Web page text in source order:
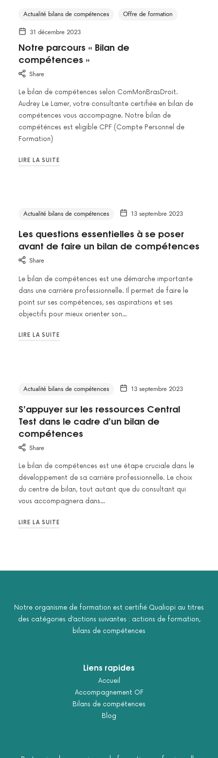
Actualité bilans de compétences Offre de formation
31 décembre 2023
Notre parcours « Bilan de
compétences »
Share
Le bilan de compétences selon ComMonBrasDroit.
Audrey Le Lamer, votre consultante certifiée en bilan de
compétences vous accompagne. Notre bilan de
compéténces est eligible CPF (Compte Personnel de
Formation)
LIRE LA SUITE
Actualité bilans de compétences 13 septembre 2023
Les questions essentielles à se poser
avant de faire un bilan de compétences
Share
Le bilan de compétences est une démarche importante
dans une carrière professionnelle. Il permet de faire le
point sur ses compétences, ses aspirations et ses
objectifs pour mieux orienter son…
LIRE LA SUITE
Actualité bilans de compétences 13 septembre 2023
S’appuyer sur les ressources Central
Test dans le cadre d’un bilan de
compétences
Share
Le bilan de compétences est une étape cruciale dans le
développement de sa carrière professionnelle. Le choix
du centre de bilan, tout autant que du consultant qui
vous accompagnera dans…
LIRE LA SUITE
Notre organisme de formation est certifié Qualiopi au titres
des catégories d’actions suivantes : actions de formation,
bilans de compétences
Liens rapides
Accueil
Accompagnement OF
Bilans de compétences
Blog